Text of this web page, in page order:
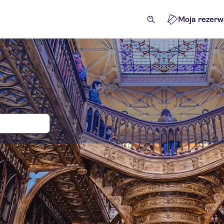
Moja
Lello: wycieczki i bilety
rekreacyjne Wycieczki jednodniowe Atrakcje i